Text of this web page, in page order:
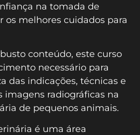
na tomada de
os melhores cuidados para
conteúdo, este curso
necessário para
das indicações, técnicas e
imagens radiográficas na
de pequenos animais.
é uma área